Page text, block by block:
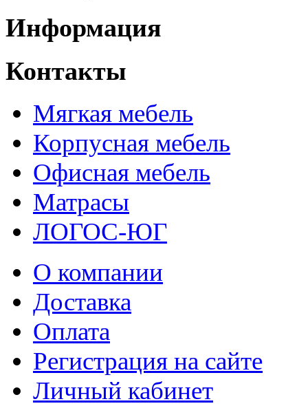
Информация
Контакты
Мягкая мебель
Корпусная мебель
Офисная мебель
Матрасы
ЛОГОС-ЮГ
О компании
Доставка
Оплата
Регистрация на сайте
Личный кабинет